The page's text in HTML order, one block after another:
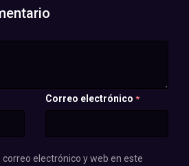
Correo electrónico *
electrónico y web en este